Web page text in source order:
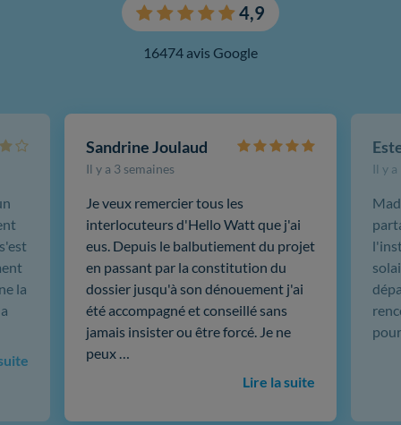
4,9
16474 avis Google
Sandrine Joulaud
Il y a 3 semaines
Je veux remercier tous les
interlocuteurs d'Hello Watt que j'ai
eus. Depuis le balbutiement du projet
en passant par la constitution du
dossier jusqu'à son dénouement j'ai
été accompagné et conseillé sans
jamais insister ou être forcé. Je ne
peux …
Lire la suite
Il y
la